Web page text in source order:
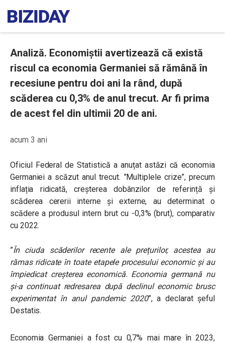
Analiză. Economiștii avertizează că există
riscul ca economia Germaniei să rămână în
recesiune pentru doi ani la rând, după
scăderea cu 0,3% de anul trecut. Ar fi prima
de acest fel din ultimii 20 de ani.
acum 3 ani
Oficiul Federal de Statistică a anuțat astăzi că economia
Germaniei a scăzut anul trecut. ”Multiplele crize”, precum
inflația ridicată, creșterea dobânzilor de referință și
scăderea cererii interne și externe, au determinat o
scădere aprodusul intern brut cu -0,3% (brut), comparativ
cu 2022.
”În ciuda scăderilor recente ale prețurilor, acestea au
rămas ridicate în toate etapele procesului economic și au
împiedicat creșterea economică. Economia germană nu
și-a continuat redresarea după declinul economic brusc
experimentat în anul pandemic 2020”, a declarat șeful
Destatis.
Economia Germaniei a fost cu 0,7% mai mare în 2023,